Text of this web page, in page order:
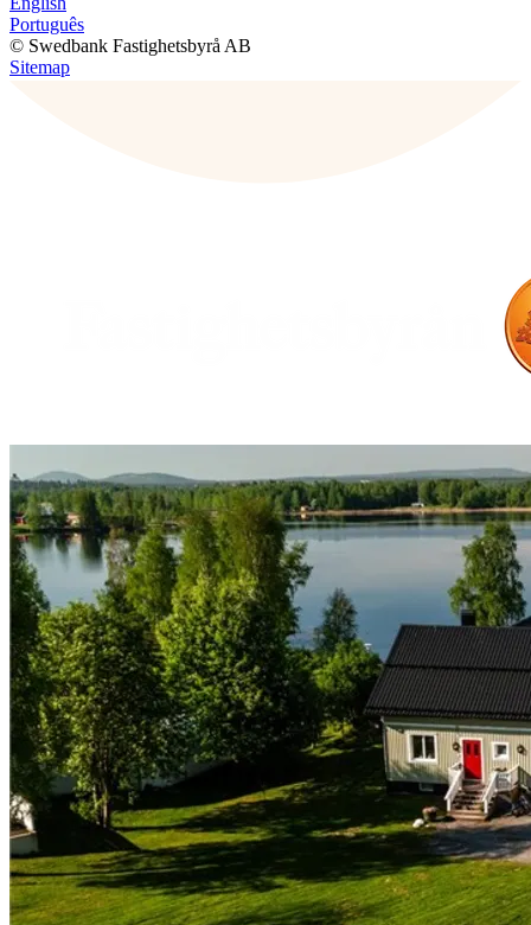
Português
© Swedbank Fastighetsbyrå AB
Sitemap